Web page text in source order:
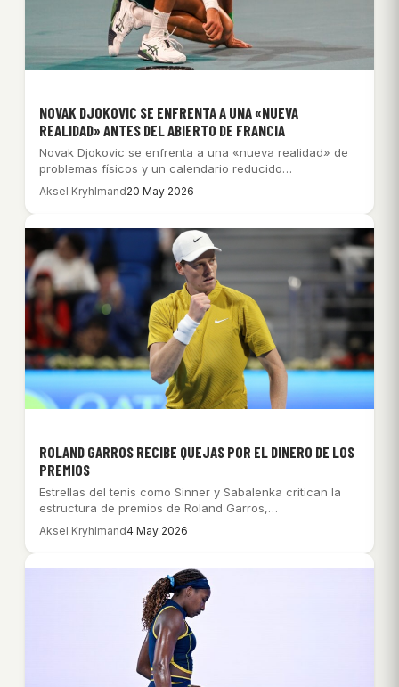
NOVAK DJOKOVIC SE ENFRENTA A UNA «NUEVA
REALIDAD» ANTES DEL ABIERTO DE FRANCIA
Novak Djokovic se enfrenta a una «nueva realidad» de
problemas físicos y un calendario reducido…
Aksel Kryhlmand20 May 2026
ROLAND GARROS RECIBE QUEJAS POR EL DINERO DE LOS
PREMIOS
Estrellas del tenis como Sinner y Sabalenka critican la
estructura de premios de Roland Garros,…
Aksel Kryhlmand4 May 2026